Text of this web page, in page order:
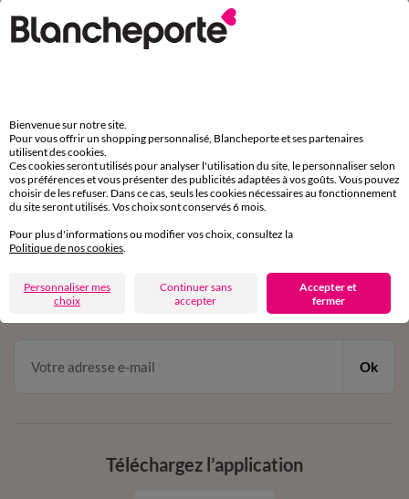
Livraison express
domicile, relais, consignes automatiques
Service clients
par chat et par téléphone
de 8h00 à 20h00 du lundi au samedi
en vous inscrivant à la newsletter
dès 20€ d’achat
conditions dans votre email de confirmation
Ok
Téléchargez l’application
Bienvenue sur notre site.
Pour vous offrir un shopping personnalisé, Blancheporte et ses partenaires
utilisent des cookies.
Ces cookies seront utilisés pour analyser l'utilisation du site, le personnaliser selon
vos préférences et vous présenter des publicités adaptées à vos goûts. Vous pouvez
choisir de les refuser. Dans ce cas, seuls les cookies nécessaires au fonctionnement
du site seront utilisés. Vos choix sont conservés 6 mois.
Pour plus d'informations ou modifier vos choix, consultez la
Politique de nos cookies.
Personnaliser mes
choix
Continuer sans
accepter
Accepter et
fermer